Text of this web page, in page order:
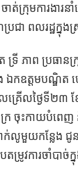
ត់ក្រុមការងារន
ជា ពលរដ្ឋក្នុងស្
ភាព ប្រធានក្រុ
ង ឯកឧត្តមបណ្ឌិ
គ្រើលថ្ងៃទី២៣
ក្រ ចុះកាយបំពេ
លូមួយកន្លែង ជូន
រូវការចាំបាច់ក្